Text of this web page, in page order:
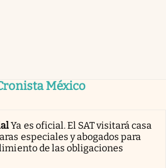
México
Ya es oficial. El SAT visitará casa
especiales y abogados para
de las obligaciones